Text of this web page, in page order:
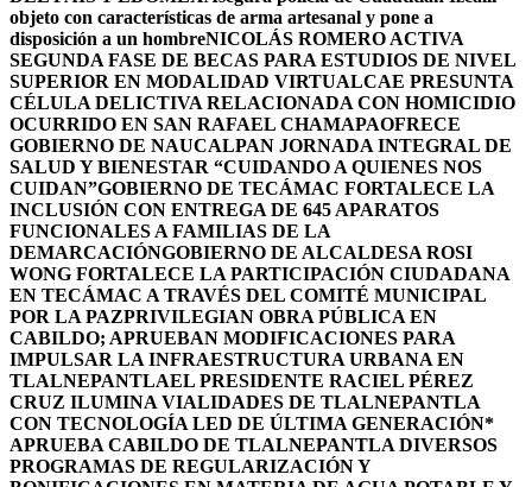
objeto con características de arma artesanal y pone a
disposición a un hombreNICOLÁS ROMERO ACTIVA
SEGUNDA FASE DE BECAS PARA ESTUDIOS DE NIVEL
SUPERIOR EN MODALIDAD VIRTUALCAE PRESUNTA
CÉLULA DELICTIVA RELACIONADA CON HOMICIDIO
OCURRIDO EN SAN RAFAEL CHAMAPAOFRECE
GOBIERNO DE NAUCALPAN JORNADA INTEGRAL DE
SALUD Y BIENESTAR “CUIDANDO A QUIENES NOS
CUIDAN”GOBIERNO DE TECÁMAC FORTALECE LA
INCLUSIÓN CON ENTREGA DE 645 APARATOS
FUNCIONALES A FAMILIAS DE LA
DEMARCACIÓNGOBIERNO DE ALCALDESA ROSI
WONG FORTALECE LA PARTICIPACIÓN CIUDADANA
EN TECÁMAC A TRAVÉS DEL COMITÉ MUNICIPAL
POR LA PAZPRIVILEGIAN OBRA PÚBLICA EN
CABILDO; APRUEBAN MODIFICACIONES PARA
IMPULSAR LA INFRAESTRUCTURA URBANA EN
TLALNEPANTLAEL PRESIDENTE RACIEL PÉREZ
CRUZ ILUMINA VIALIDADES DE TLALNEPANTLA
CON TECNOLOGÍA LED DE ÚLTIMA GENERACIÓN*
APRUEBA CABILDO DE TLALNEPANTLA DIVERSOS
PROGRAMAS DE REGULARIZACIÓN Y